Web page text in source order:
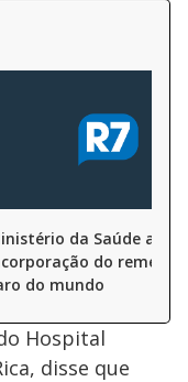
da Saúde
do remédio
do mundo
Hospital
disse que